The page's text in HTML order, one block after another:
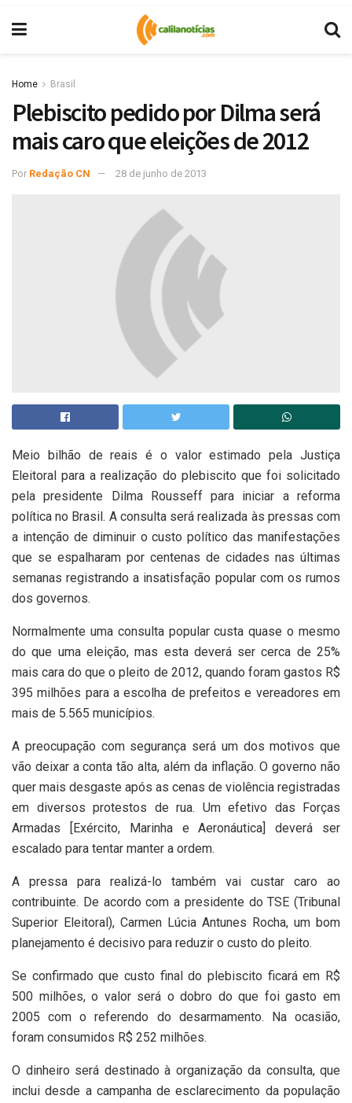
Home Brasil
Plebiscito pedido por Dilma será
mais caro que eleições de 2012
Por Redação CN 28 de junho de 2013
Meio bilhão de reais é o valor estimado pela Justiça
Eleitoral para a realização do plebiscito que foi solicitado
pela presidente Dilma Rousseff para iniciar a reforma
política no Brasil. A consulta será realizada às pressas com
a intenção de diminuir o custo político das manifestações
que se espalharam por centenas de cidades nas últimas
semanas registrando a insatisfação popular com os rumos
dos governos.
Normalmente uma consulta popular custa quase o mesmo
do que uma eleição, mas esta deverá ser cerca de 25%
mais cara do que o pleito de 2012, quando foram gastos R$
395 milhões para a escolha de prefeitos e vereadores em
mais de 5.565 municípios.
A preocupação com segurança será um dos motivos que
vão deixar a conta tão alta, além da inflação. O governo não
quer mais desgaste após as cenas de violência registradas
em diversos protestos de rua. Um efetivo das Forças
Armadas [Exército, Marinha e Aeronáutica] deverá ser
escalado para tentar manter a ordem.
A pressa para realizá-lo também vai custar caro ao
contribuinte. De acordo com a presidente do TSE (Tribunal
Superior Eleitoral), Carmen Lúcia Antunes Rocha, um bom
planejamento é decisivo para reduzir o custo do pleito.
Se confirmado que custo final do plebiscito ficará em R$
500 milhões, o valor será o dobro do que foi gasto em
2005 com o referendo do desarmamento. Na ocasião,
foram consumidos R$ 252 milhões.
O dinheiro será destinado à organização da consulta, que
inclui desde a campanha de esclarecimento da população